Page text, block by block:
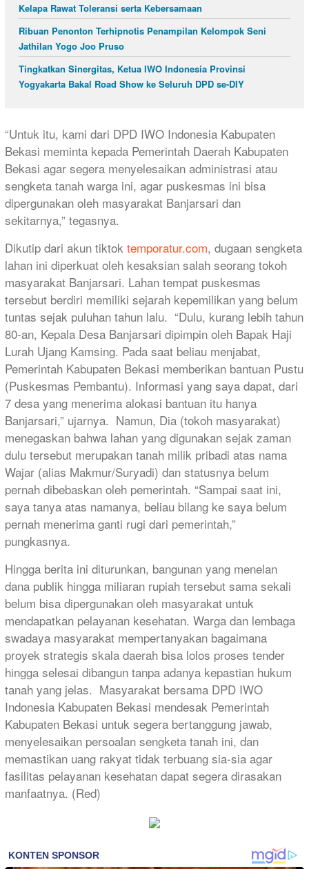
Kelapa Rawat Toleransi serta Kebersamaan
Ribuan Penonton Terhipnotis Penampilan Kelompok Seni
Jathilan Yogo Joo Pruso
Tingkatkan Sinergitas, Ketua IWO Indonesia Provinsi
Yogyakarta Bakal Road Show ke Seluruh DPD se-DIY
“Untuk itu, kami dari DPD IWO Indonesia Kabupaten
Bekasi meminta kepada Pemerintah Daerah Kabupaten
Bekasi agar segera menyelesaikan administrasi atau
sengketa tanah warga ini, agar puskesmas ini bisa
dipergunakan oleh masyarakat Banjarsari dan
sekitarnya,” tegasnya.
​Dikutip dari akun tiktok temporatur.com, dugaan sengketa
lahan ini diperkuat oleh kesaksian salah seorang tokoh
masyarakat Banjarsari. Lahan tempat puskesmas
tersebut berdiri memiliki sejarah kepemilikan yang belum
tuntas sejak puluhan tahun lalu. ​ “Dulu, kurang lebih tahun
80-an, Kepala Desa Banjarsari dipimpin oleh Bapak Haji
Lurah Ujang Kamsing. Pada saat beliau menjabat,
Pemerintah Kabupaten Bekasi memberikan bantuan Pustu
(Puskesmas Pembantu). Informasi yang saya dapat, dari
7 desa yang menerima alokasi bantuan itu hanya
Banjarsari,” ujarnya. ​ Namun, Dia (tokoh masyarakat)
menegaskan bahwa lahan yang digunakan sejak zaman
dulu tersebut merupakan tanah milik pribadi atas nama
Wajar (alias Makmur/Suryadi) dan statusnya belum
pernah dibebaskan oleh pemerintah. “Sampai saat ini,
saya tanya atas namanya, beliau bilang ke saya belum
pernah menerima ganti rugi dari pemerintah,”
pungkasnya. ​
Hingga berita ini diturunkan, bangunan yang menelan
dana publik hingga miliaran rupiah tersebut sama sekali
belum bisa dipergunakan oleh masyarakat untuk
mendapatkan pelayanan kesehatan. Warga dan lembaga
swadaya masyarakat mempertanyakan bagaimana
proyek strategis skala daerah bisa lolos proses tender
hingga selesai dibangun tanpa adanya kepastian hukum
tanah yang jelas. ​ Masyarakat bersama DPD IWO
Indonesia Kabupaten Bekasi mendesak Pemerintah
Kabupaten Bekasi untuk segera bertanggung jawab,
menyelesaikan persoalan sengketa tanah ini, dan
memastikan uang rakyat tidak terbuang sia-sia agar
fasilitas pelayanan kesehatan dapat segera dirasakan
manfaatnya. (Red)